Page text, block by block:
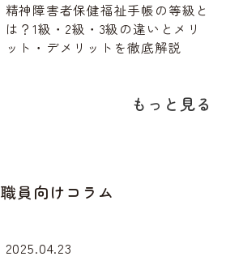
精神障害者保健福祉手帳の等級と
は？1級・2級・3級の違いとメリ
ット・デメリットを徹底解説
もっと見る
職員向けコラム
2025.04.23